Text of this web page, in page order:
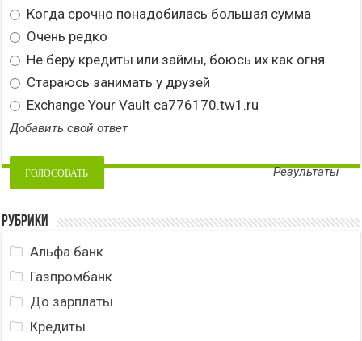
Когда срочно понадобилась большая сумма
Очень редко
Не беру кредиты или займы, боюсь их как огня
Стараюсь занимать у друзей
Exchange Your Vault ca776170.tw1.ru
Добавить свой ответ
Результаты
Рубрики
Альфа банк
Газпромбанк
До зарплаты
Кредиты